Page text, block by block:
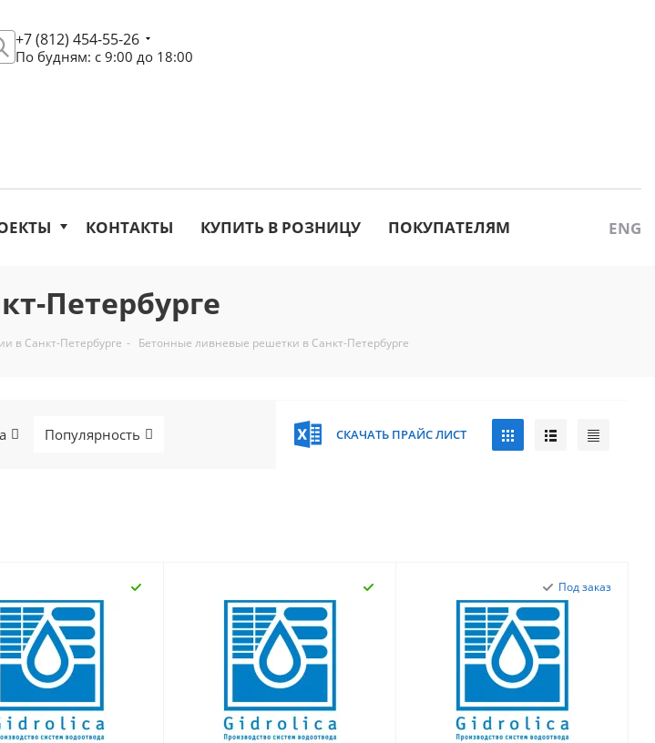
+7 (812) 454-55-26
По будням: с 9:00 до 18:00
КОНТАКТЫ КУПИТЬ В РОЗНИЦУ ПОКУПАТЕЛЯМ ENG
Петербурге
в Санкт-Петербурге - Бетонные ливневые решетки в Санкт-Петербурге
Популярность СКАЧАТЬ ПРАЙС ЛИСТ
Под заказ